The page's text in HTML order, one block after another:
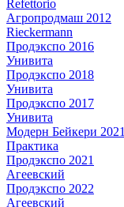
Refettorio
Агропродмаш 2012
Rieckermann
Продэкспо 2016
Унивита
Продэкспо 2018
Унивита
Продэкспо 2017
Унивита
Модерн Бейкери 2021
Практика
Продэкспо 2021
Агеевский
Продэкспо 2022
Агеевский